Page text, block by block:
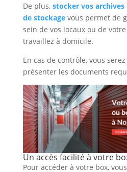
De plus, stocker vos
de stockage vous permet de
sein de vos locaux ou de
travaillez à domicile.
En cas de contrôle, vous
présenter les documents
Un accès facilité à votre
Pour accéder à votre box,